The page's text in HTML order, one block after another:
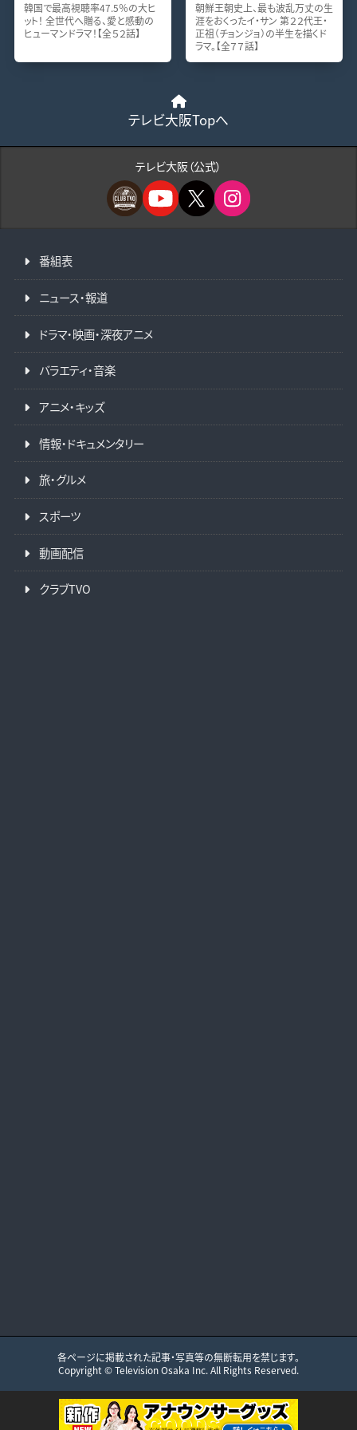
韓国で最高視聴率47.5％の大ヒ
ット！ 全世代へ贈る、愛と感動の
ヒューマンドラマ！【全５２話】
朝鮮王朝史上、最も波乱万丈の生
涯をおくったイ・サン 第２２代王・
正祖（チョンジョ）の半生を描くド
ラマ。【全７７話】
テレビ大阪Topへ
テレビ大阪（公式）
番組表
ニュース・報道
ドラマ・映画・深夜アニメ
バラエティ・音楽
アニメ・キッズ
情報・ドキュメンタリー
旅・グルメ
スポーツ
動画配信
クラブTVO
各ページに掲載された記事・写真等の無断転用を禁じます。
Copyright ©Television Osaka Inc. All Rights Reserved.